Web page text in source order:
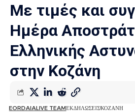
Με τιμές και
Ημέρα
Ελληνικής
στην Κοζάνη
EORDAIALIVE TEAMΕΚΔΗΛΩΣΕΙΣΚΟΖΑΝΗ